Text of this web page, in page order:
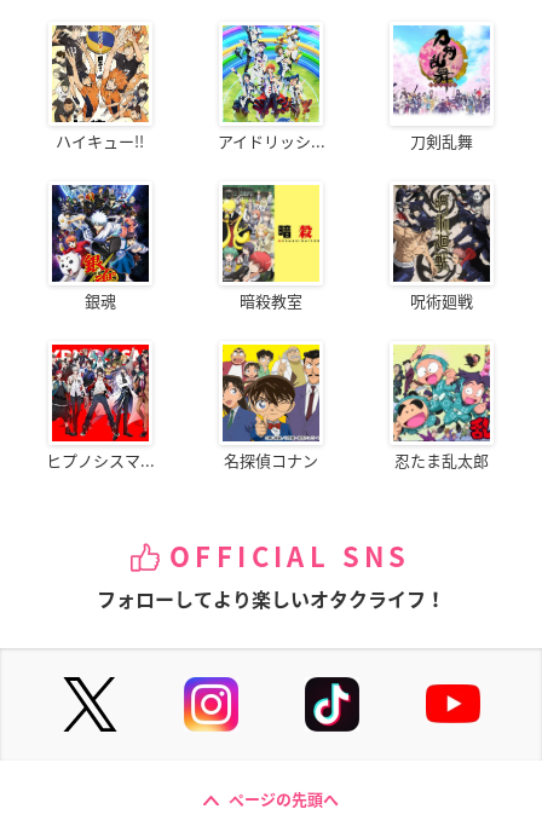
ハイキュー!! アイドリッシ... 刀剣乱舞
銀魂 暗殺教室 呪術廻戦
ヒプノシスマ... 名探偵コナン 忍たま乱太郎
OFFICIAL SNS
フォローしてより楽しいオタクライフ！
ページの先頭へ